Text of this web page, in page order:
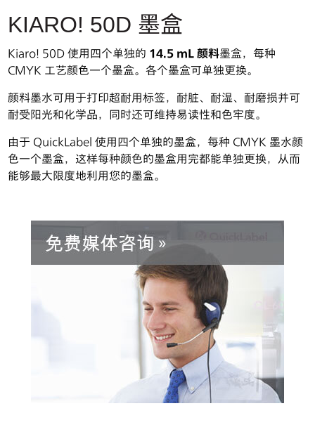
客户评价
关于我们
新闻
博客
联系我们
搜索
KIARO! 50D 墨盒
Kiaro! 50D 使用四个单独的 14.5 mL 颜料墨盒，每种
CMYK 工艺颜色一个墨盒。各个墨盒可单独更换。
颜料墨水可用于打印超耐用标签，耐脏、耐湿、耐磨损并可
耐受阳光和化学品，同时还可维持易读性和色牢度。
由于 QuickLabel 使用四个单独的墨盒，每种 CMYK 墨水颜
色一个墨盒，这样每种颜色的墨盒用完都能单独更换，从而
能够最大限度地利用您的墨盒。